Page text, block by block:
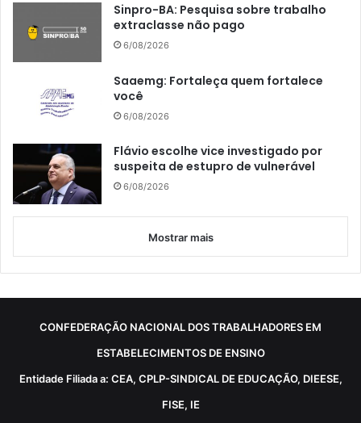
Sinpro-BA: Pesquisa sobre trabalho
extraclasse não pago
6/08/2026
Saaemg: Fortaleça quem fortalece
você
6/08/2026
Flávio escolhe vice investigado por
suspeita de estupro de vulnerável
6/08/2026
Mostrar mais
CONFEDERAÇÃO NACIONAL DOS TRABALHADORES EM
ESTABELECIMENTOS DE ENSINO
Entidade Filiada a: CEA, CPLP-SINDICAL DE EDUCAÇÃO, DIEESE,
FISE, IE